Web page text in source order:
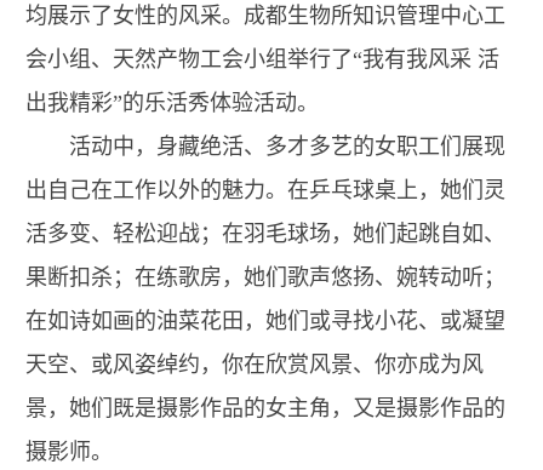
均展示了女性的风采。成都生物所知识管理中心工
会小组、天然产物工会小组举行了“我有我风采 活
出我精彩”的乐活秀体验活动。
活动中，身藏绝活、多才多艺的女职工们展现
出自己在工作以外的魅力。在乒乓球桌上，她们灵
活多变、轻松迎战；在羽毛球场，她们起跳自如、
果断扣杀；在练歌房，她们歌声悠扬、婉转动听；
在如诗如画的油菜花田，她们或寻找小花、或凝望
天空、或风姿绰约，你在欣赏风景、你亦成为风
景，她们既是摄影作品的女主角，又是摄影作品的
摄影师。